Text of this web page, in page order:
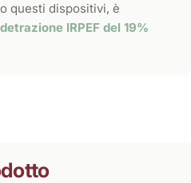
questi dispositivi, è
detrazione IRPEF del 19%